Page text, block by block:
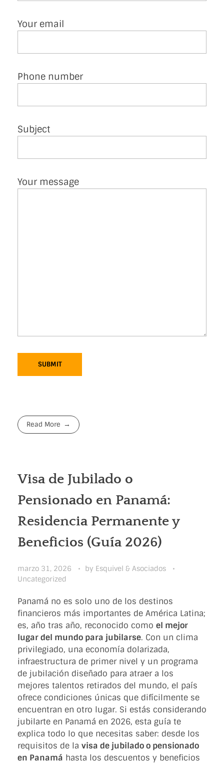
Your email
Phone number
Subject
Your message
t
e
a
i
v
e
:
Read More
Visa de Jubilado o
Pensionado en Panamá:
Residencia Permanente y
Beneficios (Guía 2026)
marzo 31, 2026 by Esquivel & Asociados
Uncategorized
Panamá no es solo uno de los destinos
financieros más importantes de América Latina;
es, año tras año, reconocido como el mejor
lugar del mundo para jubilarse. Con un clima
privilegiado, una economía dolarizada,
infraestructura de primer nivel y un programa
de jubilación diseñado para atraer a los
mejores talentos retirados del mundo, el país
ofrece condiciones únicas que difícilmente se
encuentran en otro lugar. Si estás considerando
jubilarte en Panamá en 2026, esta guía te
explica todo lo que necesitas saber: desde los
requisitos de la visa de jubilado o pensionado
en Panamá hasta los descuentos y beneficios